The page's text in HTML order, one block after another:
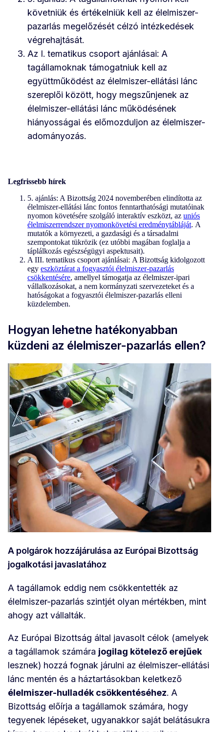
követniük és értékelniük kell az élelmiszer-
pazarlás megelőzését célzó intézkedések
végrehajtását.
Az I. tematikus csoport ajánlásai: A
tagállamoknak támogatniuk kell az
együttműködést az élelmiszer-ellátási lánc
szereplői között, hogy megszűnjenek az
élelmiszer-ellátási lánc működésének
hiányosságai és előmozduljon az élelmiszer-
adományozás.
Legfrissebb hírek
5. ajánlás: A Bizottság 2024 novemberében elindította az
élelmiszer-ellátási lánc fontos fenntarthatósági mutatóinak
nyomon követésére szolgáló interaktív eszközt, az uniós
élelmiszerrendszer nyomonkövetési eredménytábláját. A
mutatók a környezeti, a gazdasági és a társadalmi
szempontokat tükrözik (ez utóbbi magában foglalja a
táplálkozás egészségügyi aspektusait).
A III. tematikus csoport ajánlásai: A Bizottság kidolgozott
egy eszköztárat a fogyasztói élelmiszer-pazarlás
csökkentésére, amellyel támogatja az élelmiszer-ipari
vállalkozásokat, a nem kormányzati szervezeteket és a
hatóságokat a fogyasztói élelmiszer-pazarlás elleni
küzdelemben.
Hogyan lehetne hatékonyabban
küzdeni az élelmiszer-pazarlás ellen?
A polgárok hozzájárulása az Európai Bizottság
jogalkotási javaslatához
A tagállamok eddig nem csökkentették az
élelmiszer-pazarlás szintjét olyan mértékben, mint
ahogy azt vállalták.
Az Európai Bizottság által javasolt célok (amelyek
a tagállamok számára jogilag kötelező erejűek
lesznek) hozzá fognak járulni az élelmiszer-ellátási
lánc mentén és a háztartásokban keletkező
élelmiszer-hulladék csökkentéséhez. A
Bizottság előírja a tagállamok számára, hogy
tegyenek lépéseket, ugyanakkor saját belátásukra